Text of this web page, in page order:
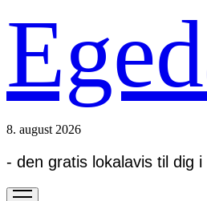
8. august 2026
- den gratis lokalavis til dig i
open